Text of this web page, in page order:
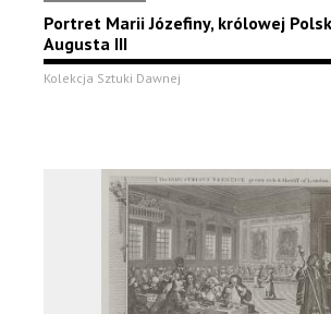
Portret Marii Józefiny, królowej
Augusta III
Kolekcja Sztuki Dawnej